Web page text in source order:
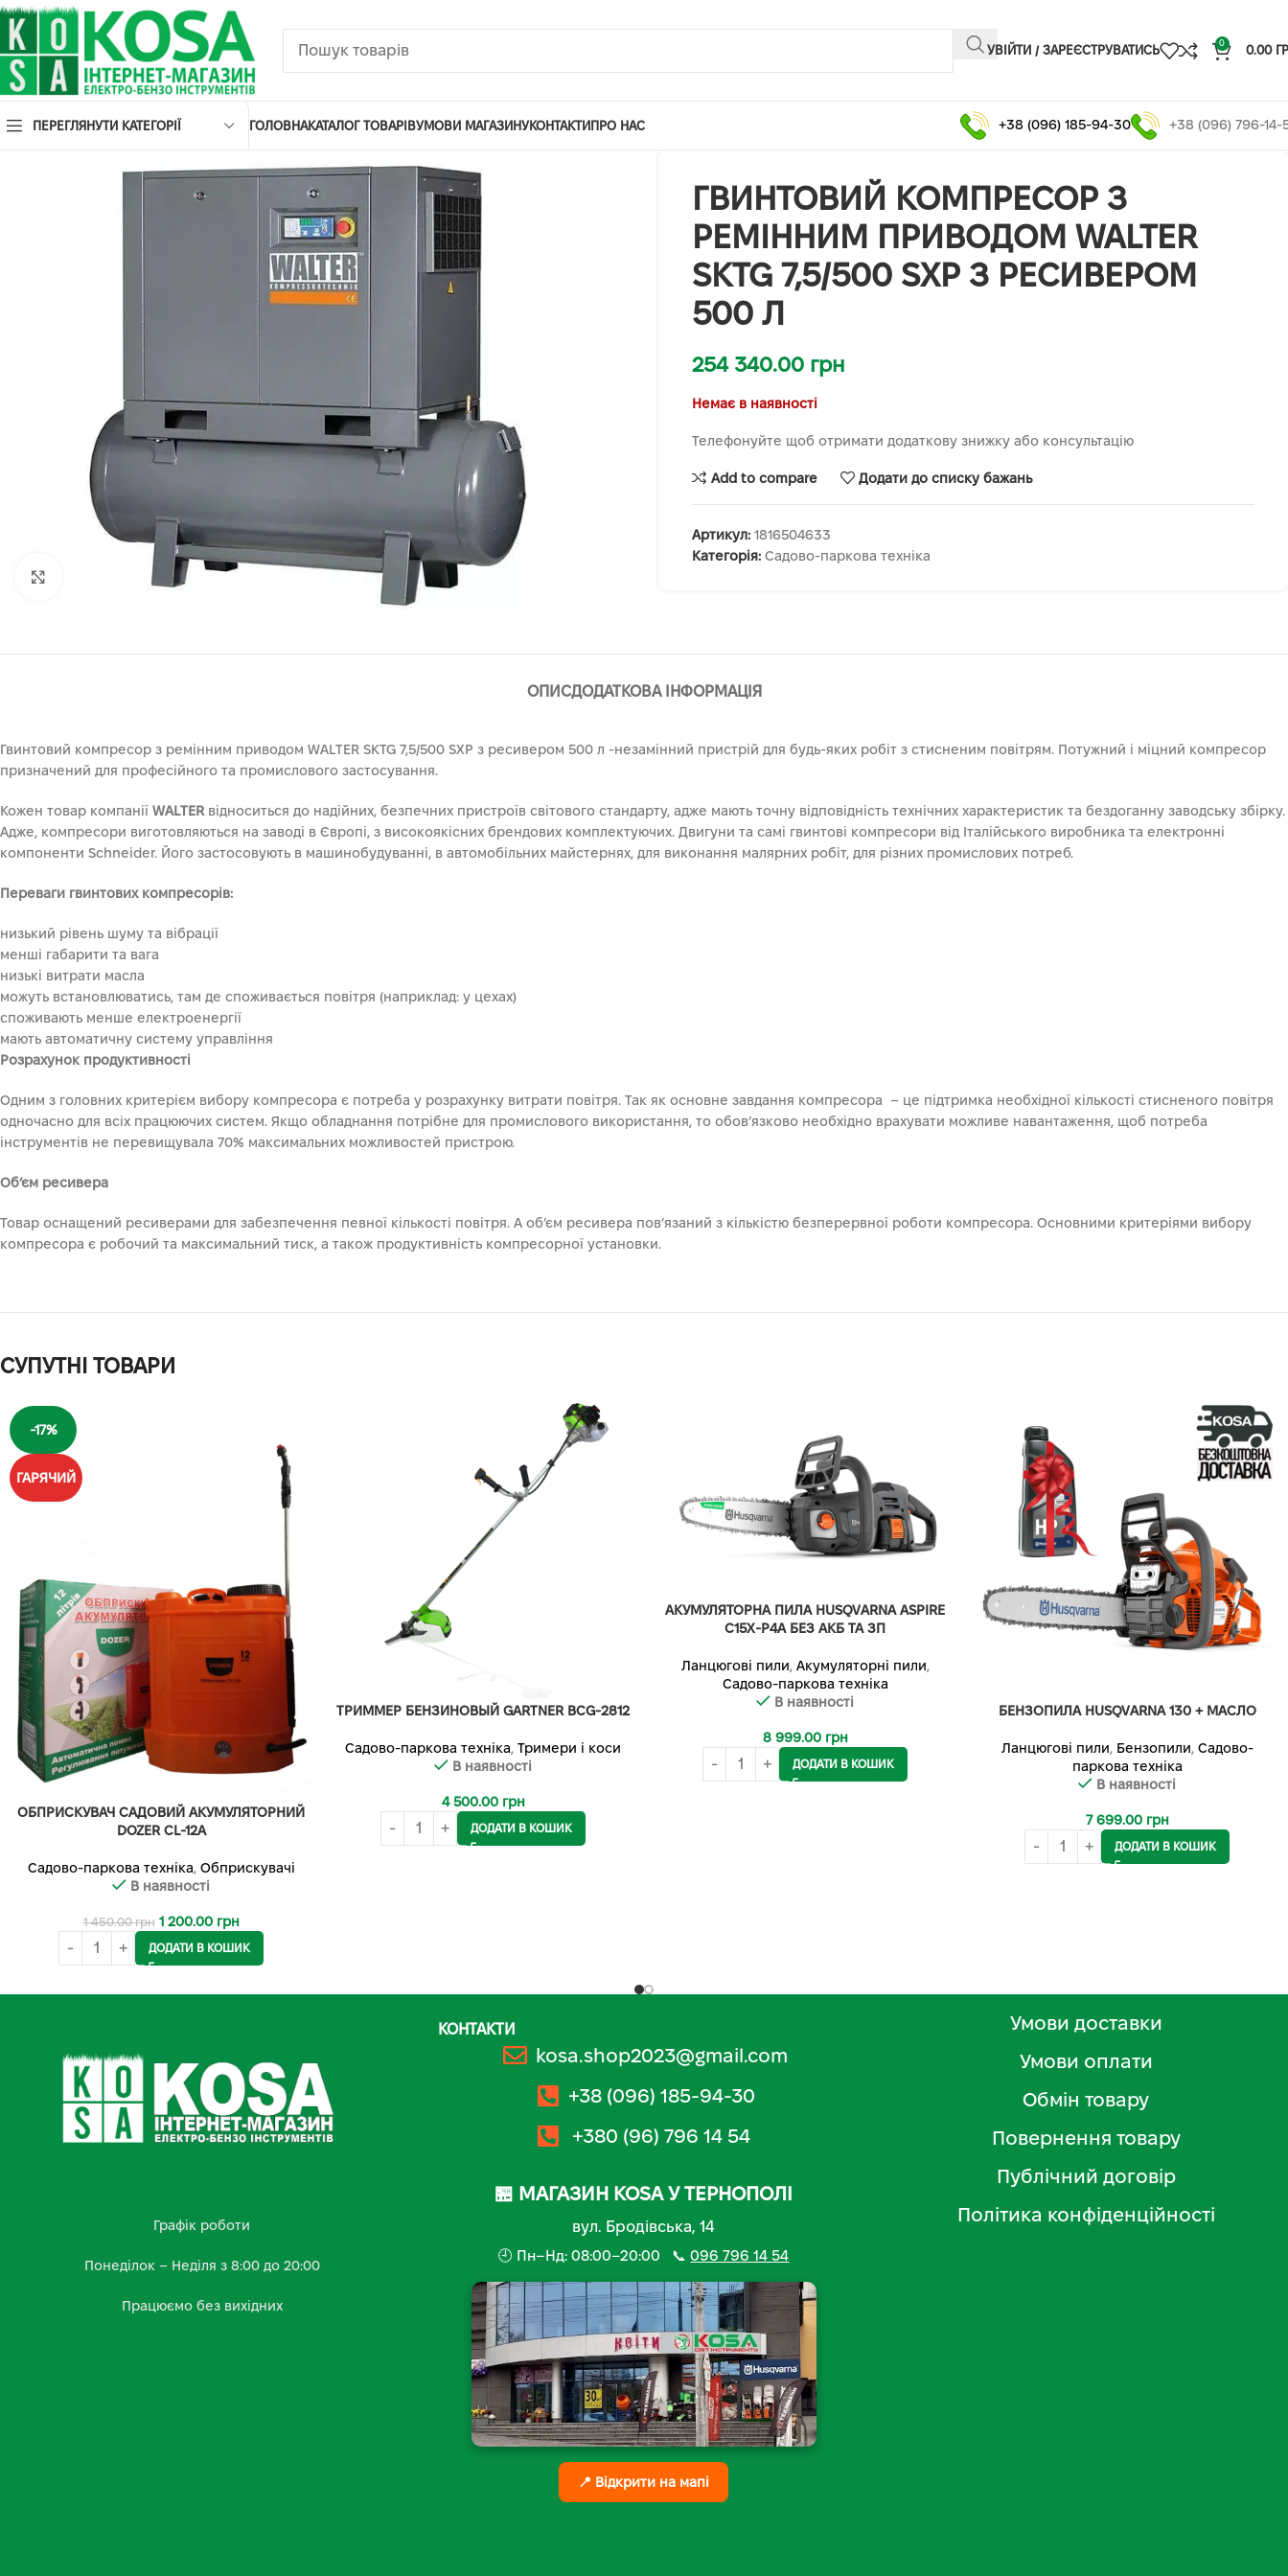
УВІЙТИ / ЗАРЕЄСТРУВАТИСЬ
0
0.00
ПЕРЕГЛЯНУТИ КАТЕГОРІЇ ГОЛОВНАКАТАЛОГ ТОВАРІВУМОВИ МАГАЗИНУКОНТАКТИПРО НАС +38 (096) 185-94-30 +38 (096) 796-14-
Клацніть, щоб збільшити
ГВИНТОВИЙ КОМПРЕСОР З
РЕМІННИМ ПРИВОДОМ WALTER
SKTG 7,5/500 SXP З РЕСИВЕРОМ
500 Л
254 340.00 грн
Немає в наявності
Телефонуйте щоб отримати додаткову знижку або консультацію
Add to compare Додати до списку бажань
Артикул: 1816504633
Категорія: Садово-паркова техніка
ОПИСДОДАТКОВА ІНФОРМАЦІЯ
Гвинтовий компресор з ремінним приводом WALTER SKTG 7,5/500 SXP з ресивером 500 л -незамінний пристрій для будь-яких робіт з стисненим повітрям. Потужний і міцний компресор
призначений для професійного та промислового застосування.
Кожен товар компанії WALTERвідноситься до надійних, безпечних пристроїв світового стандарту, адже мають точну відповідність технічних характеристик та бездоганну заводську збірку.
Адже, компресори виготовляються на заводі в Європі, з високоякісних брендових комплектуючих. Двигуни та самі гвинтові компресори від Італійського виробника та електронні
компоненти Schneider. Його застосовують в машинобудуванні, в автомобільних майстернях, для виконання малярних робіт, для різних промислових потреб.
Переваги гвинтових компресорів:
низький рівень шуму та вібрації
менші габарити та вага
низькі витрати масла
можуть встановлюватись, там де споживається повітря (наприклад: у цехах)
споживають менше електроенергії
мають автоматичну систему управління
Розрахунок продуктивності
Одним з головних критерієм вибору компресора є потреба у розрахунку витрати повітря. Так як основне завдання компресора – це підтримка необхідної кількості стисненого повітря
одночасно для всіх працюючих систем. Якщо обладнання потрібне для промислового використання, то обов’язково необхідно врахувати можливе навантаження, щоб потреба
інструментів не перевищувала 70% максимальних можливостей пристрою.
Об’єм ресивера
Товар оснащений ресиверами для забезпечення певної кількості повітря. А об’єм ресивера пов’язаний з кількістю безперервної роботи компресора. Основними критеріями вибору
компресора є робочий та максимальний тиск, а також продуктивність компресорної установки.
СУПУТНІ ТОВАРИ
-17%
ГАРЯЧИЙ
ОБПРИСКУВАЧ САДОВИЙ АКУМУЛЯТОРНИЙ
DOZER CL-12А
Садово-паркова техніка, Обприскувачі
В наявності
1 450.00грн 1 200.00 грн
ДОДАТИ В КОШИК
ТРИММЕР БЕНЗИНОВЫЙ GARTNER BCG-2812
Садово-паркова техніка, Тримери і коси
В наявності
4 500.00 грн
ДОДАТИ В КОШИК
АКУМУЛЯТОРНА ПИЛА HUSQVARNA ASPIRE
C15X-P4A БЕЗ АКБ ТА ЗП
Ланцюгові пили, Акумуляторні пили,
Садово-паркова техніка
В наявності
8 999.00 грн
ДОДАТИ В КОШИК
БЕНЗОПИЛА HUSQVARNA 130 + МАСЛО
Ланцюгові пили, Бензопили, Садово-
паркова техніка
В наявності
7 699.00 грн
ДОДАТИ В КОШИК
Графік роботи
Понеділок – Неділя з 8:00 до 20:00
Працюємо без вихідних
КОНТАКТИ
kosa.shop2023@gmail.com
+38 (096) 185-94-30
+380 (96) 796 14 54
🏪 МАГАЗИН KOSA У ТЕРНОПОЛІ
вул. Бродівська, 14
🕘 Пн–Нд: 08:00–20:00 📞096 796 14 54
📍 Відкрити на мапі
Умови доставки
Умови оплати
Обмін товару
Повернення товару
Публічний договір
Політика конфіденційності